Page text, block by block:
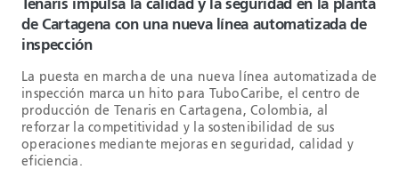
Tenaris impulsa la calidad y la seguridad en la planta
de Cartagena con una nueva línea automatizada de
inspección
La puesta en marcha de una nueva línea automatizada de
inspección marca un hito para TuboCaribe, el centro de
producción de Tenaris en Cartagena, Colombia, al
reforzar la competitividad y la sostenibilidad de sus
operaciones mediante mejoras en seguridad, calidad y
eficiencia.